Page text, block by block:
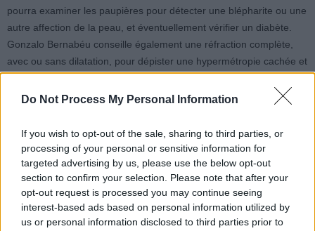
Do Not Process My Personal Information
If you wish to opt-out of the sale, sharing to third parties, or
processing of your personal or sensitive information for
targeted advertising by us, please use the below opt-out
section to confirm your selection. Please note that after your
opt-out request is processed you may continue seeing
interest-based ads based on personal information utilized by
us or personal information disclosed to third parties prior to
pourra examiner les paupières pour détecter une blépharite ou une
autre affection de la peau, et éventuellement vérifier un diabète.
Gonzalo Bernabéu conseille également une réfraction complète,
avec ou sans dilatation, pour dépister une hypermétropie cachée et
exposés aux écrans.
Voici quelques conseils pour limiter les risques de récidive chez
l’adulte presbyte :
Porter régulièrement une correction de près récente, après
vérification de la prescription ;
Pratiquer une routine d’hygiène palpébrale : compresses